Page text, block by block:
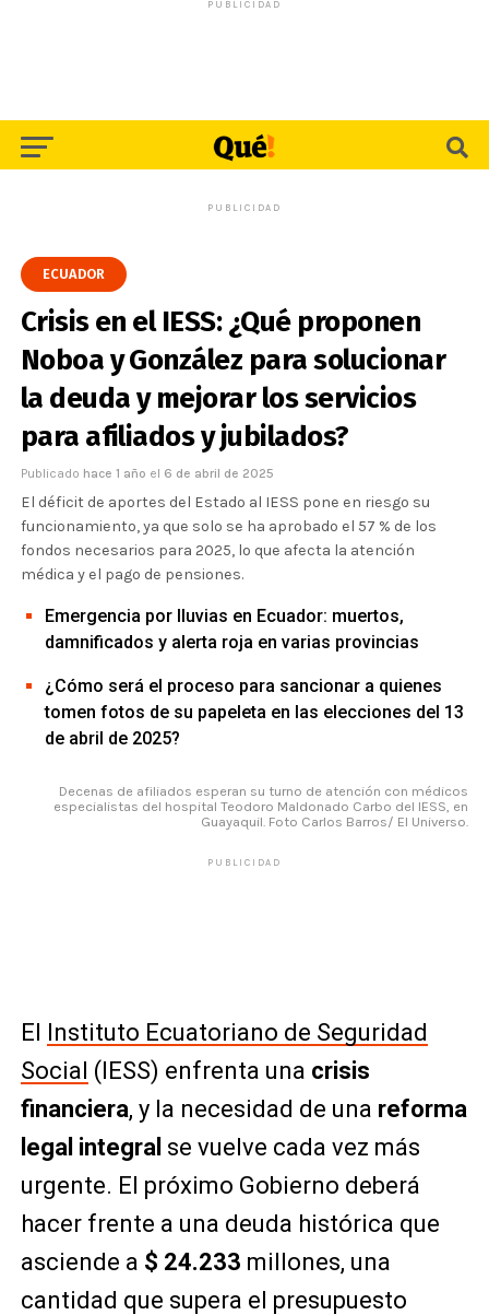
PUBLICIDAD
PUBLICIDAD
ECUADOR
Crisis en el IESS: ¿Qué proponen
Noboa y González para solucionar
la deuda y mejorar los servicios
para afiliados y jubilados?
Publicado hace 1 año el 6 de abril de 2025
El déficit de aportes del Estado al IESS pone en riesgo su
funcionamiento, ya que solo se ha aprobado el 57 % de los
fondos necesarios para 2025, lo que afecta la atención
médica y el pago de pensiones.
Emergencia por lluvias en Ecuador: muertos,
damnificados y alerta roja en varias provincias
¿Cómo será el proceso para sancionar a quienes
tomen fotos de su papeleta en las elecciones del 13
de abril de 2025?
Decenas de afiliados esperan su turno de atención con médicos
especialistas del hospital Teodoro Maldonado Carbo del IESS, en
Guayaquil. Foto Carlos Barros/ El Universo.
PUBLICIDAD
El Instituto Ecuatoriano de Seguridad
Social (IESS) enfrenta una crisis
financiera, y la necesidad de una reforma
legal integral se vuelve cada vez más
urgente. El próximo Gobierno deberá
hacer frente a una deuda histórica que
asciende a $ 24.233 millones, una
cantidad que supera el presupuesto